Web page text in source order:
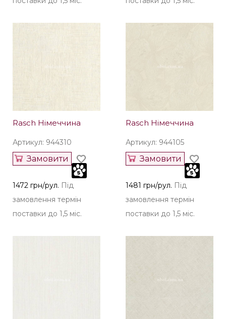
Rasch Німеччина
Артикул: 944310
Замовити
Під
замовлення термін
поставки до 1,5 міс.
Rasch Німеччина
Артикул: 944105
Замовити
Під
замовлення термін
поставки до 1,5 міс.